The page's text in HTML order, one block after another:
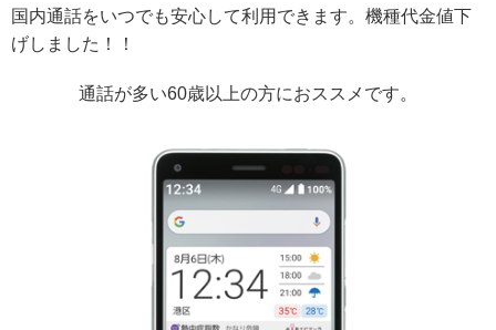
国内通話をいつでも安心して利用できます。機種代金値下
げしました！！
通話が多い60歳以上の方におススメです。